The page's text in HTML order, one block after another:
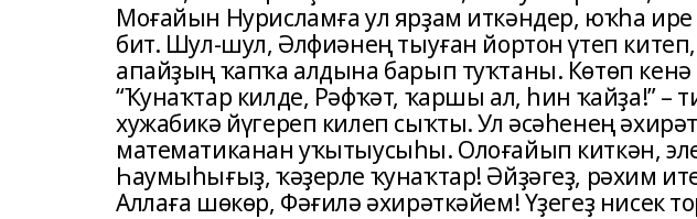
Моғайын Нурисламға ул ярҙам иткәндер, юҡһа
бит. Шул-шул, Әлфиәнең тыуған йортон үтеп
апайҙың ҡапҡа алдына барып туҡтаны. Көтөп кенә
“Ҡунаҡтар килде, Рәфҡәт, ҡаршы ал, һин ҡайҙа!” –
хужабикә йүгереп килеп сыҡты. Ул әсәһенең
математиканан уҡытыусыһы. Олоғайып киткән,
Һаумыһығыҙ, ҡәҙерле ҡунаҡтар! Әйҙәгеҙ, рәхим
Аллаға шөкөр, Фәғилә әхирәткәйем! Үҙегеҙ нисек